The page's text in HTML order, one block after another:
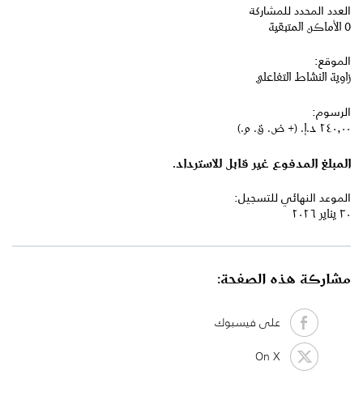
العدد المحدد للمشاركة
0 الأماكن المتبقية
الموقع:
زاوية النشاط التفاعلي
الرسوم:
٢٤٠٫٠٠ د.إ.‏ (+ ض. ق. م.)
المبلغ المدفوع غير قابل للاسترداد.
الموعد النهائي للتسجيل:
٣٠ يناير ٢٠٢٦
مشاركة هذه الصفحة:
على فيسبوك